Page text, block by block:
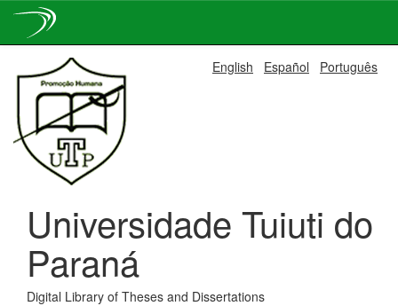
navigation
English Español Português
Universidade Tuiuti do
Paraná
Digital Library of Theses and Dissertations